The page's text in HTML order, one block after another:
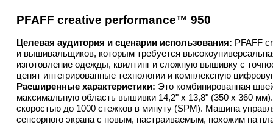
PFAFF creative performance™ 950
Целевая аудитория и сценарии использования: PFAFF
и вышивальщиков, которым требуется
изготовление одежды, квилтинг и сложную вышивку с
ценят интегрированные технологии и комплексную
Расширенные характеристики: Это комбинированная
максимальную область вышивки 14,2" x 13,8" (350 x 360
скоростью до 1000 стежков в минуту (SPM). Машина
сенсорного экрана с новым, настраиваемым, похожим на